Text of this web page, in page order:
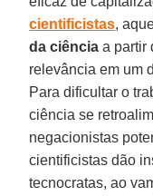
cientificistas,
da ciência a partir
relevância em um
Para dificultar o
ciência se
negacionistas
cientificistas dão
tecnocratas, ao